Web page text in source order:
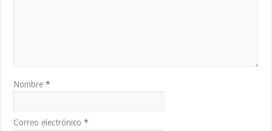
Nombre*
Correo electrónico*